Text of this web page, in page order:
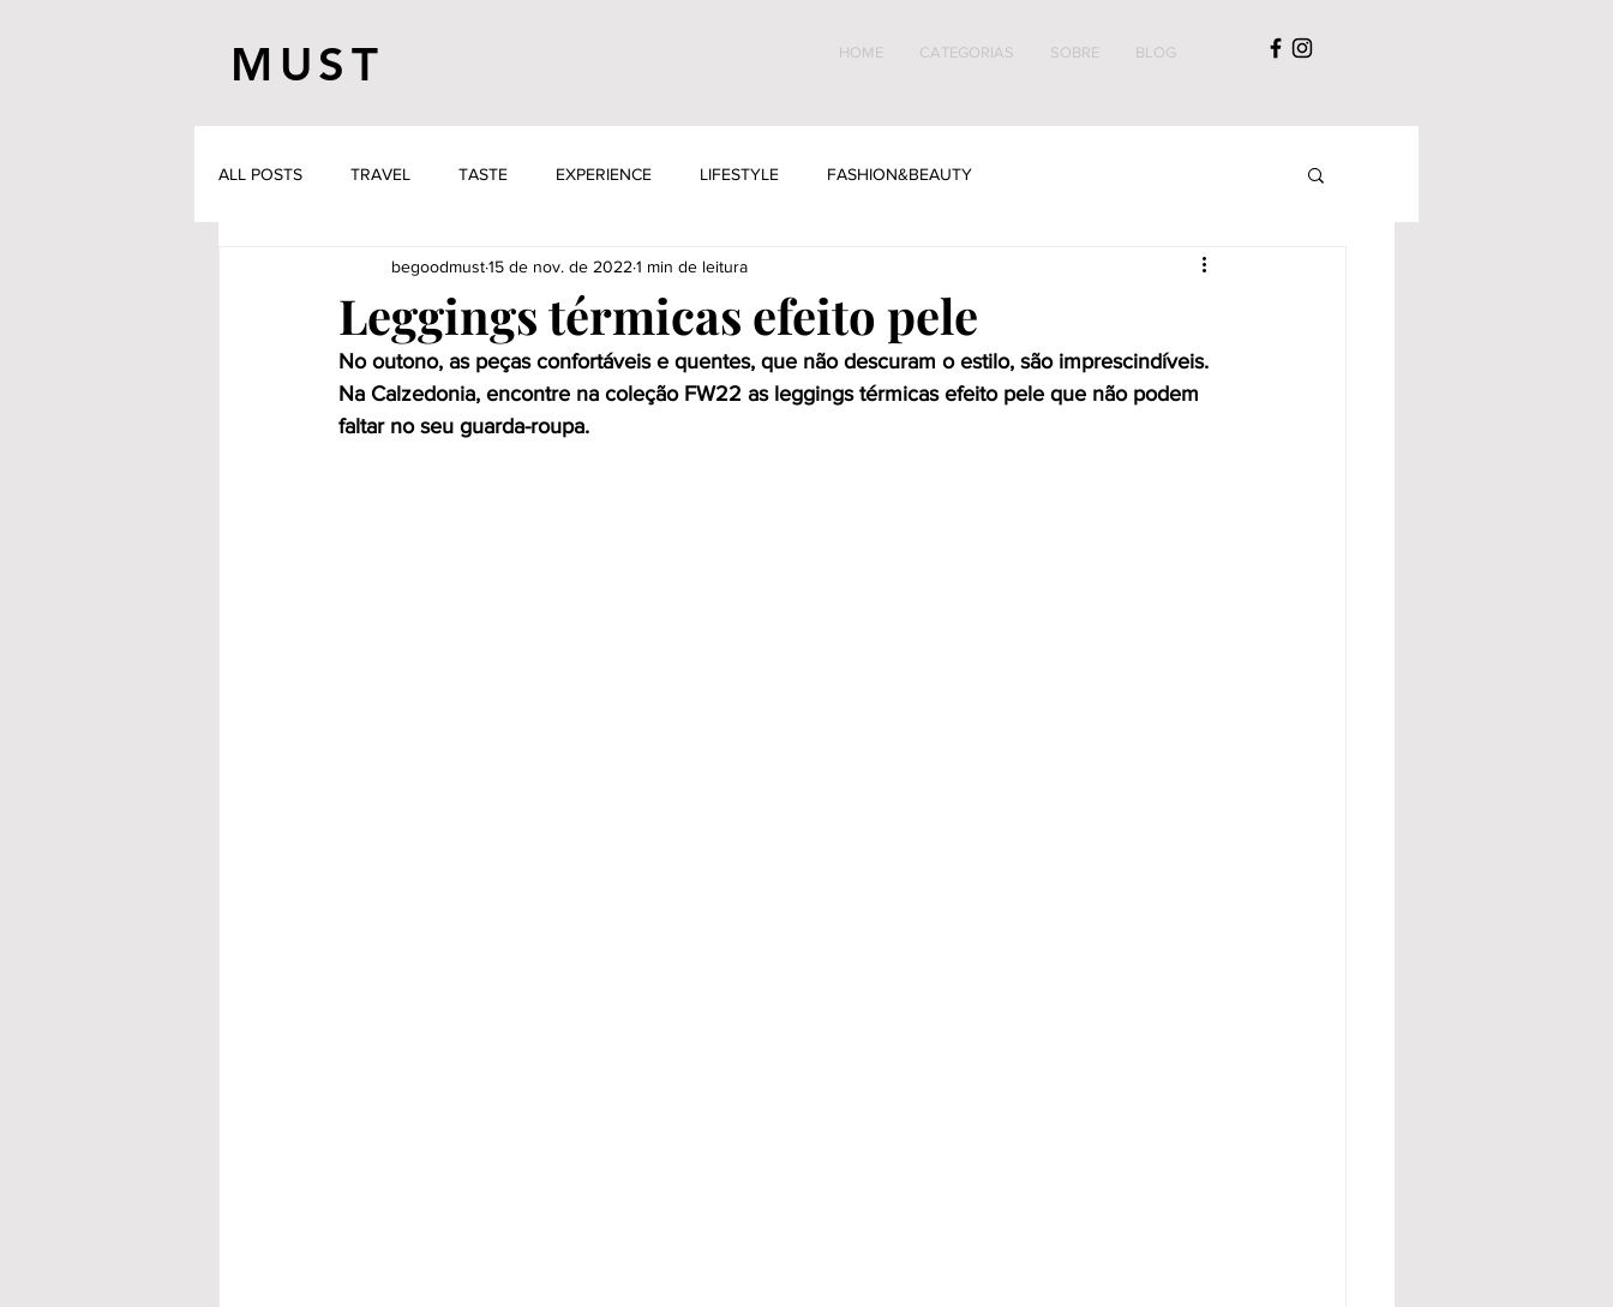
MUST HOME CATEGORIAS SOBRE BLOG
ALL POSTS TRAVEL TASTE EXPERIENCE LIFESTYLE FASHION&BEAUTY
Leggings térmicas efeito pele
begoodmust15 de nov. de 2022 1 min de leitura
No outono, as peças confortáveis e quentes, que não descuram o estilo, são imprescindíveis.
Na Calzedonia, encontre na coleção FW22 as leggings térmicas efeito pele que não podem
faltar no seu guarda-roupa.